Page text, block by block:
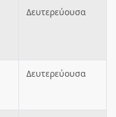
Δευτερεύουσα
Δευτερεύουσα